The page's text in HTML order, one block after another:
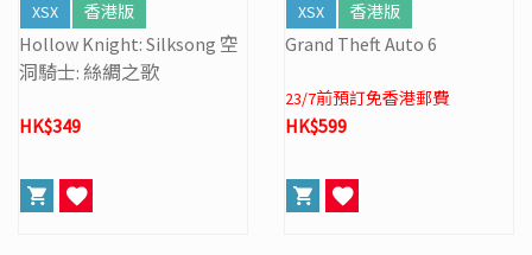
XSX 香港版
Hollow Knight: Silksong 空
洞騎士: 絲綢之歌
HK$349
XSX 香港版
Grand Theft Auto 6
23/7前預訂免香港郵費
HK$599